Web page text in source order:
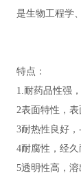
是生物工程学
特点：
1.耐药品性强
2表面特性，表
3耐热性良好，
4耐腐性，经
5透明性高，溶